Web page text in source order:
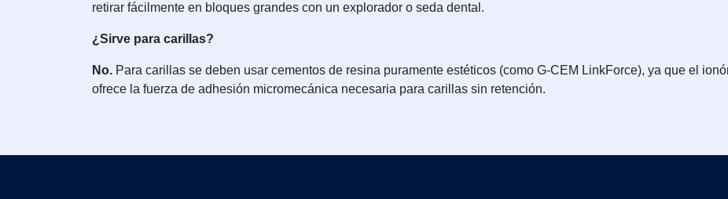
retirar fácilmente en bloques grandes con un explorador o seda dental.
¿Sirve para carillas?
No. Para carillas se deben usar cementos de resina puramente estéticos (como G-CEM LinkForce), ya que el
ofrece la fuerza de adhesión micromecánica necesaria para carillas sin retención.